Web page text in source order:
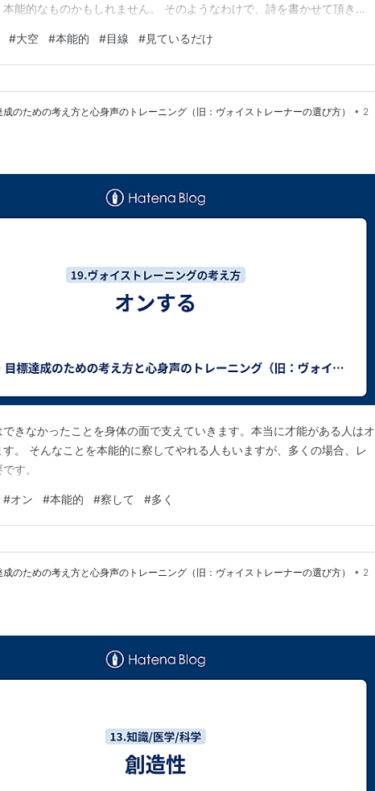
本能的なものかもしれません。 そのようなわけで、詩を書かせて頂きま
、とても嬉しいです。 今回は、以上になります。 では、また。
#大空 #本能的 #目線 #見ているだけ
のための考え方と心身声のトレーニング（旧：ヴォイストレーナーの選び方） • 2
きなかったことを身体の面で支えていきます。本当に才能がある人はオ
す。 そんなことを本能的に察してやれる人もいますが、多くの場合、レ
す。
#オン #本能的 #察して #多く
のための考え方と心身声のトレーニング（旧：ヴォイストレーナーの選び方） • 2